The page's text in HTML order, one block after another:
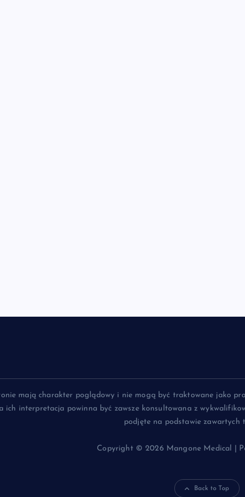
mają charakter poglądowy i nie mogą być traktowane jako
ich interpretacja powinna być zawsze konsultowana z
podjęte na podstawie zawartych
Copyright © 2026 Mangone Medical |
Back to Top